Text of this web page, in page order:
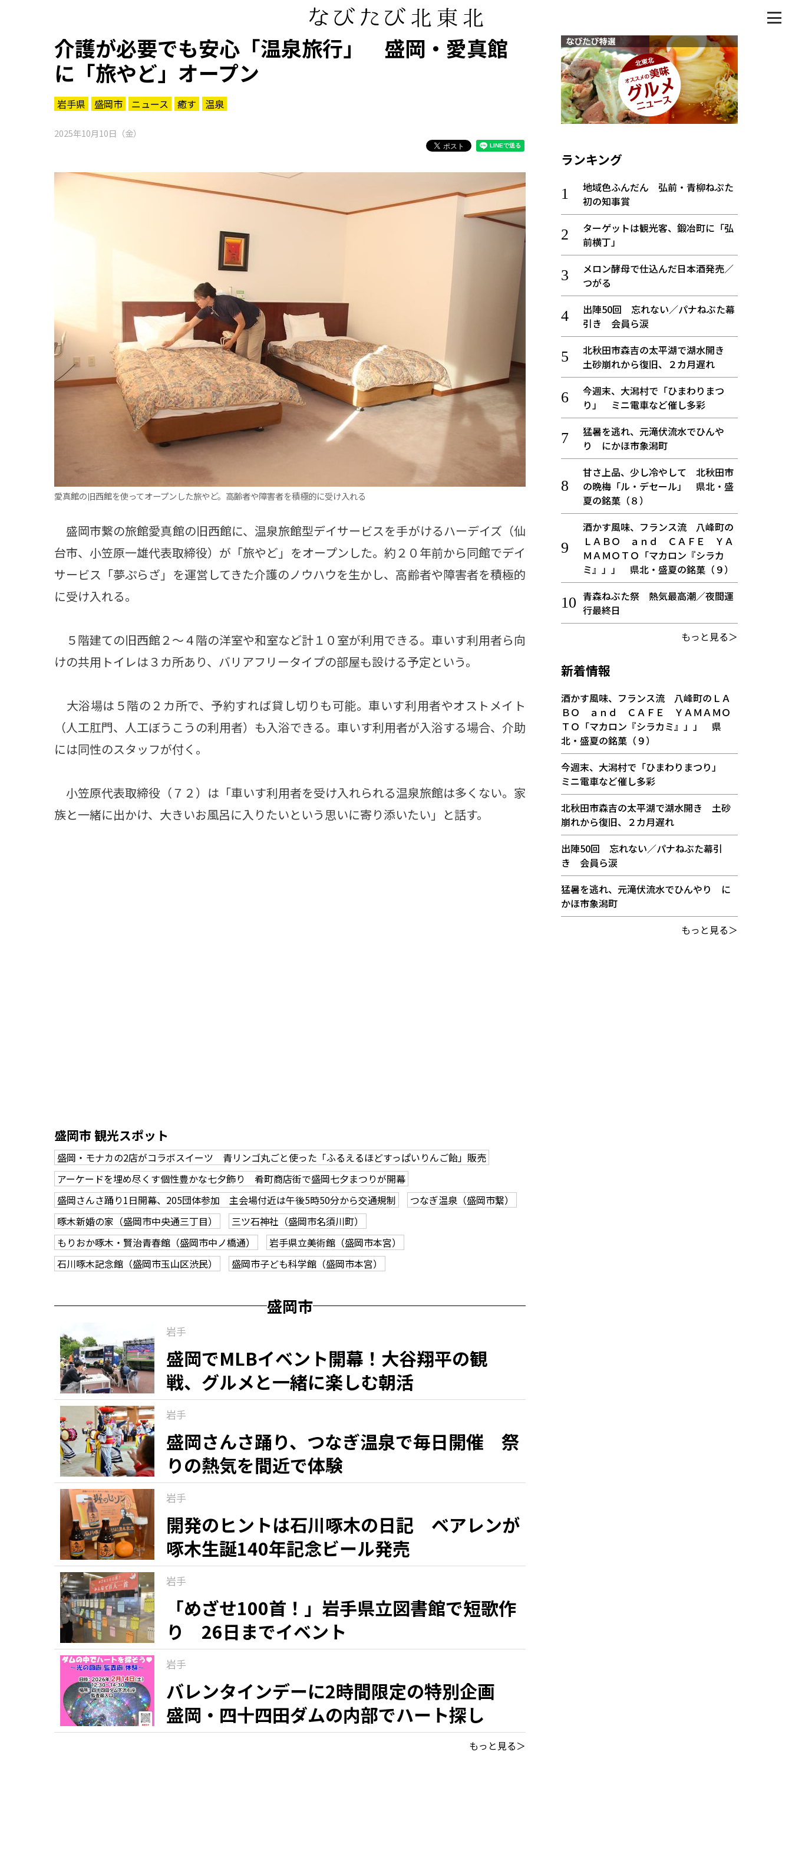
介護が必要でも安心「温泉旅行」 盛岡・愛真館
に「旅やど」オープン
岩手県 盛岡市 ニュース 癒す 温泉
2025年10月10日（金）
愛真館の旧西館を使ってオープンした旅やど。高齢者や障害者を積極的に受け入れる
盛岡市繋の旅館愛真館の旧西館に、温泉旅館型デイサービスを手がけるハーデイズ（仙
台市、小笠原一雄代表取締役）が「旅やど」をオープンした。約２０年前から同館でデイ
サービス「夢ぷらざ」を運営してきた介護のノウハウを生かし、高齢者や障害者を積極的
に受け入れる。
５階建ての旧西館２～４階の洋室や和室など計１０室が利用できる。車いす利用者ら向
けの共用トイレは３カ所あり、バリアフリータイプの部屋も設ける予定という。
大浴場は５階の２カ所で、予約すれば貸し切りも可能。車いす利用者やオストメイト
（人工肛門、人工ぼうこうの利用者）も入浴できる。車いす利用者が入浴する場合、介助
には同性のスタッフが付く。
小笠原代表取締役（７２）は「車いす利用者を受け入れられる温泉旅館は多くない。家
族と一緒に出かけ、大きいお風呂に入りたいという思いに寄り添いたい」と話す。
盛岡市 観光スポット
盛岡・モナカの2店がコラボスイーツ 青リンゴ丸ごと使った「ふるえるほどすっぱいりんご飴」販売
アーケードを埋め尽くす個性豊かな七夕飾り 肴町商店街で盛岡七夕まつりが開幕
盛岡さんさ踊り1日開幕、205団体参加 主会場付近は午後5時50分から交通規制
つなぎ温泉（盛岡市繋）
啄木新婚の家（盛岡市中央通三丁目）
三ツ石神社（盛岡市名須川町）
もりおか啄木・賢治青春館（盛岡市中ノ橋通）
岩手県立美術館（盛岡市本宮）
石川啄木記念館（盛岡市玉山区渋民）
盛岡市子ども科学館（盛岡市本宮）
盛岡市
岩手
盛岡でMLBイベント開幕！大谷翔平の観
戦、グルメと一緒に楽しむ朝活
岩手
盛岡さんさ踊り、つなぎ温泉で毎日開催 祭
りの熱気を間近で体験
岩手
開発のヒントは石川啄木の日記 ベアレンが
啄木生誕140年記念ビール発売
岩手
「めざせ100首！」岩手県立図書館で短歌作
り 26日までイベント
岩手
バレンタインデーに2時間限定の特別企画
盛岡・四十四田ダムの内部でハート探し
もっと見る＞
ランキング
地域色ふんだん 弘前・青柳ねぷた
初の知事賞
ターゲットは観光客、鍛冶町に「弘
前横丁」
メロン酵母で仕込んだ日本酒発売／
つがる
出陣50回 忘れない／パナねぶた幕
引き 会員ら涙
北秋田市森吉の太平湖で湖水開き
土砂崩れから復旧、２カ月遅れ
今週末、大潟村で「ひまわりまつ
り」 ミニ電車など催し多彩
猛暑を逃れ、元滝伏流水でひんや
り にかほ市象潟町
甘さ上品、少し冷やして 北秋田市
の晩梅「ル・デセール」 県北・盛
夏の銘菓（８）
酒かす風味、フランス流 八峰町の
ＬＡＢＯ ａｎｄ ＣＡＦＥ ＹＡ
ＭＡＭＯＴＯ「マカロン『シラカ
ミ』」」 県北・盛夏の銘菓（９）
青森ねぶた祭 熱気最高潮／夜間運
行最終日
もっと見る＞
新着情報
酒かす風味、フランス流 八峰町のＬＡ
ＢＯ ａｎｄ ＣＡＦＥ ＹＡＭＡＭＯ
ＴＯ「マカロン『シラカミ』」」 県
北・盛夏の銘菓（９）
今週末、大潟村で「ひまわりまつり」
ミニ電車など催し多彩
北秋田市森吉の太平湖で湖水開き 土砂
崩れから復旧、２カ月遅れ
出陣50回 忘れない／パナねぶた幕引
き 会員ら涙
猛暑を逃れ、元滝伏流水でひんやり に
かほ市象潟町
もっと見る＞
まつり・イベント
おみやげ・特産
道の駅・産直
アウトドア・レジャー
ご当地グルメ